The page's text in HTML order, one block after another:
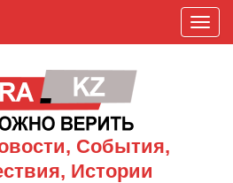
П
о
События,
Истории